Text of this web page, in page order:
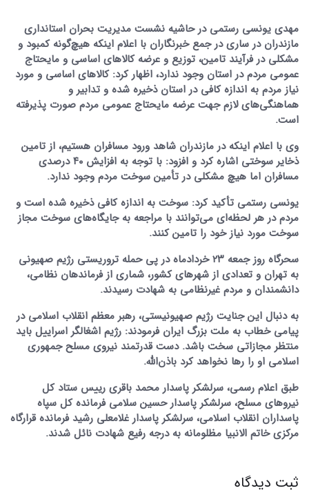
مهدی یونسی رستمی در حاشیه نشست مدیریت بحران استانداری
مازندران در ساری در جمع خبرنگاران با اعلام اینکه هیچ‌گونه کمبود و
مشکلی در فرآیند تامین، توزیع و عرضه کالاهای اساسی و مایحتاج
عمومی مردم در استان وجود ندارد، اظهار کرد: کالاهای اساسی و مورد
نیاز مردم به اندازه کافی در استان ذخیره شده و تدابیر و
هماهنگی‌های لازم جهت عرضه مایحتاج عمومی مردم صورت پذیرفته
است.
وی با اعلام اینکه در مازندران شاهد ورود مسافران هستیم، از تامین
ذخایر سوختی اشاره کرد و افزود: با توجه به افزایش ۴۰ درصدی
مسافران اما هیچ مشکلی در تأمین سوخت مردم وجود ندارد.
یونسی رستمی تأکید کرد: سوخت به اندازه کافی ذخیره شده است و
مردم در هر لحظه‌ای می‌توانند با مراجعه به جایگاه‌های سوخت مجاز
سوخت مورد نیاز خود را تامین کنند.
سحرگاه روز جمعه ۲۳ خردادماه در پی حمله تروریستی رژیم صهیونی
به تهران و تعدادی از شهرهای کشور، شماری از فرماندهان نظامی،
دانشمندان و مردم غیرنظامی به شهادت رسیدند.
به دنبال این جنایت رژیم صهیونیستی، رهبر معظم انقلاب اسلامی در
پیامی خطاب به ملت بزرگ ایران فرمودند: رژیم اشغالگر اسراییل باید
منتظر مجازاتی سخت باشد. دست قدرتمند نیروی مسلح جمهوری
اسلامی او را رها نخواهد کرد باذن‌الله.
طبق اعلام رسمی، سرلشکر پاسدار محمد باقری رییس ستاد کل
نیروهای مسلح، سرلشکر پاسدار حسین سلامی فرمانده کل سپاه
پاسداران انقلاب اسلامی، سرلشکر پاسدار غلامعلی رشید فرمانده قرارگاه
مرکزی خاتم الانبیا مظلومانه به درجه رفیع شهادت نائل شدند.
ثبت دیدگاه